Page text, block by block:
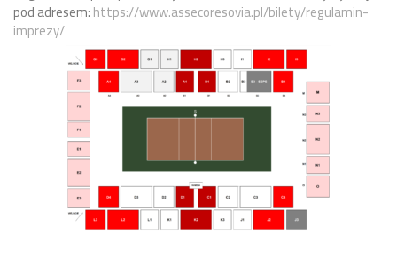
pod adresem:https://www.assecoresovia.pl/bilety/regulamin-
imprezy/